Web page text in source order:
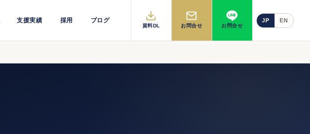
支援実績 採用 ブログ
資料DL お問合せ お問合せ
JP EN